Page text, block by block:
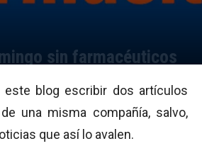
sin farmacéuticos
blog escribir dos artículos
una misma compañía, salvo,
que así lo avalen.